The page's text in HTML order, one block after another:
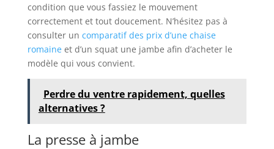
condition que vous fassiez le mouvement
correctement et tout doucement. N’hésitez pas à
consulter un comparatif des prix d’une chaise
romaineet d’un squat une jambe afin d’acheter le
modèle qui vous convient.
Perdre du ventre rapidement, quelles
alternatives ?
La presse à jambe